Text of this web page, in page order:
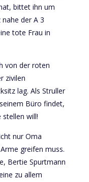
bittet ihn um
der A 3
tote Frau in
von der roten
zivilen
lag. Als Struller
Büro findet,
will!
nur Oma
greifen muss.
Bertie Spurtmann
zu allem